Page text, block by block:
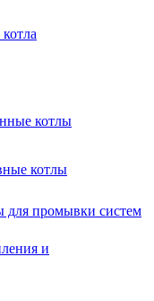
котлы
котлы
для промывки систем
и